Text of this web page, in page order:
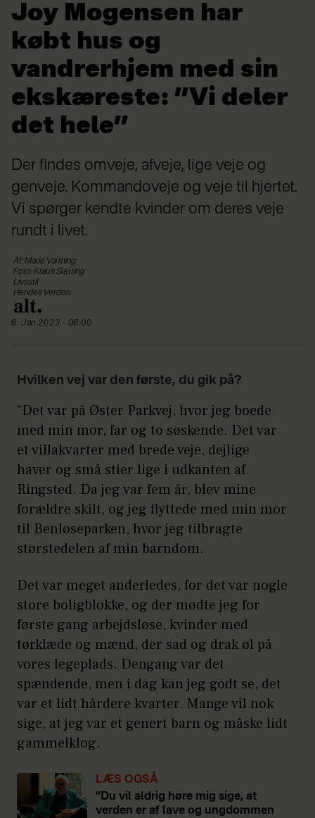
Joy Mogensen har
købt hus og
vandrerhjem med sin
ekskæreste: ”Vi deler
det hele”
Der findes omveje, afveje, lige veje og
genveje. Kommandoveje og veje til hjertet.
Vi spørger kendte kvinder om deres veje
rundt i livet.
Af: Marie Varming
Foto: Klaus Sletting
Livsstil
Hendes Verden
6. Jan 2023 - 06:00
Hvilken vej var den første, du gik på?
"Det var på Øster Parkvej, hvor jeg boede
med min mor, far og to søskende. Det var
et villakvarter med brede veje, dejlige
haver og små stier lige i udkanten af
Ringsted. Da jeg var fem år, blev mine
forældre skilt, og jeg flyttede med min mor
til Benløseparken, hvor jeg tilbragte
størstedelen af min barndom.
Det var meget anderledes, for det var nogle
store boligblokke, og der mødte jeg for
første gang arbejdsløse, kvinder med
tørklæde og mænd, der sad og drak øl på
vores legeplads. Dengang var det
spændende, men i dag kan jeg godt se, det
var et lidt hårdere kvarter. Mange vil nok
sige, at jeg var et genert barn og måske lidt
gammelklog.
LÆS OGSÅ
”Du vil aldrig høre mig sige, at
verden er af lave og ungdommen